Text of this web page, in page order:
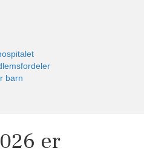
barn
er